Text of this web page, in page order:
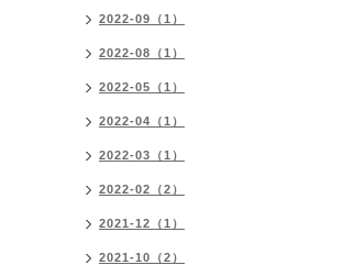
2022-09（1）
2022-08（1）
2022-05（1）
2022-04（1）
2022-03（1）
2022-02（2）
2021-12（1）
2021-10（2）